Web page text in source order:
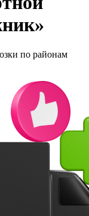
по районам